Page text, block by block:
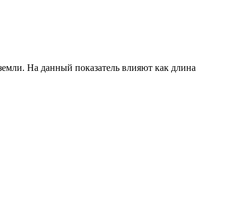
На данный показатель влияют как длина